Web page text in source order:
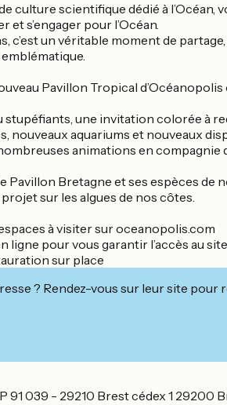
culture scientifique dédié à
et s’engager pour l’Océan.
c’est un véritable moment de
emblématique.
nouveau Pavillon Tropical
stupéfiants, une invitation colorée à
nouveaux aquariums et nouveaux
animations en
Pavillon Bretagne et ses espèces
sur les algues de nos côtes.
à visiter sur oceanopolis.com
ligne pour vous garantir l’accès au
sur place
? Rendez-vous sur leur site pour
91 039 - 29210 Brest cédex 1 29200